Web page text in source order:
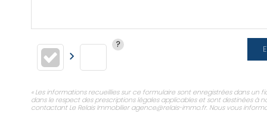
« Les informations recueillies sur ce formulaire sont enregistrées dans
dans le respect des prescriptions légales applicables et sont destinées
contactant Le Relais Immobilier agence@relais-immo.fr. Nous vous